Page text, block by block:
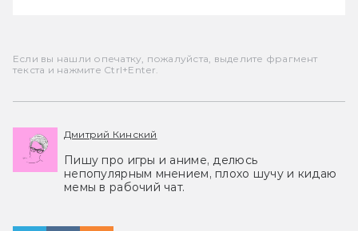
Если вы нашли опечатку, пожалуйста, выделите фрагмент
текста и нажмите Ctrl+Enter.
Дмитрий Кинский
Пишу про игры и аниме, делюсь
непопулярным мнением, плохо шучу и кидаю
мемы в рабочий чат.